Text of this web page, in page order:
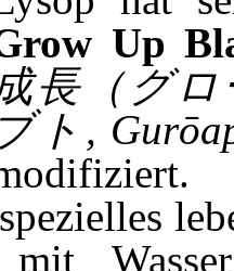
Up
長（グ
ブト,